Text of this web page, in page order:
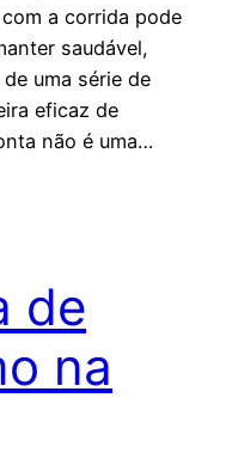
a corrida pode
saudável,
uma série de
eficaz de
não é uma…
de
na